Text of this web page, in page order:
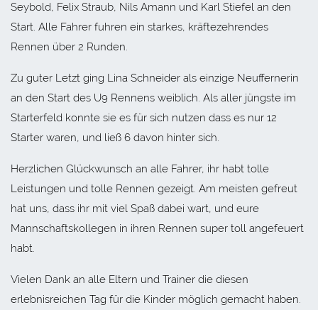
Seybold, Felix Straub, Nils Amann und Karl Stiefel an den
Start. Alle Fahrer fuhren ein starkes, kräftezehrendes
Rennen über 2 Runden.
Zu guter Letzt ging Lina Schneider als einzige Neuffernerin
an den Start des U9 Rennens weiblich. Als aller jüngste im
Starterfeld konnte sie es für sich nutzen dass es nur 12
Starter waren, und ließ 6 davon hinter sich.
Herzlichen Glückwunsch an alle Fahrer, ihr habt tolle
Leistungen und tolle Rennen gezeigt. Am meisten gefreut
hat uns, dass ihr mit viel Spaß dabei wart, und eure
Mannschaftskollegen in ihren Rennen super toll angefeuert
habt.
Vielen Dank an alle Eltern und Trainer die diesen
erlebnisreichen Tag für die Kinder möglich gemacht haben.